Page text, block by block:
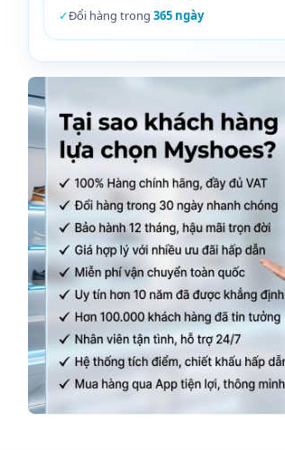
✓Đổi hàng trong 365 ngày